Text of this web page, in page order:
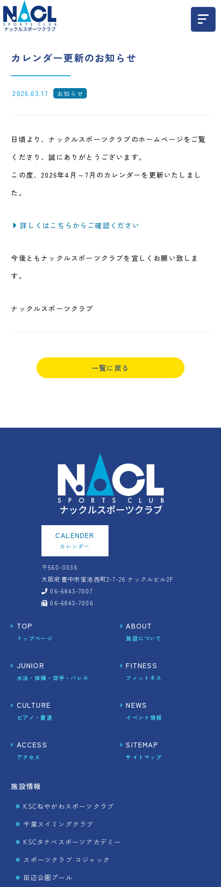
カレンダー更新のお知らせ
2026.03.17 お知らせ
日頃より、ナックルスポーツクラブのホームページをご覧
くださり、誠にありがとうございます。
この度、2026年4月～7月のカレンダーを更新いたしまし
た。
詳しくはこちらからご確認ください
今後ともナックルスポーツクラブを宜しくお願い致しま
す。
ナックルスポーツクラブ
一覧に戻る
CALENDER
カレンダー
〒560-0036
大阪府豊中市蛍池西町2-7-26 ナックルビル2F
06-6843-7007
06-6843-7006
TOP
トップページ
ABOUT
施設について
JUNIOR
水泳・体操・空手・バレエ
FITNESS
フィットネス
CULTURE
ピアノ・書道
NEWS
イベント情報
ACCESS
アクセス
SITEMAP
サイトマップ
施設情報
KSCねやがわスポーツクラブ
千里スイミングクラブ
KSCタナベスポーツアカデミー
スポーツクラブ コジャック
田辺公園プール